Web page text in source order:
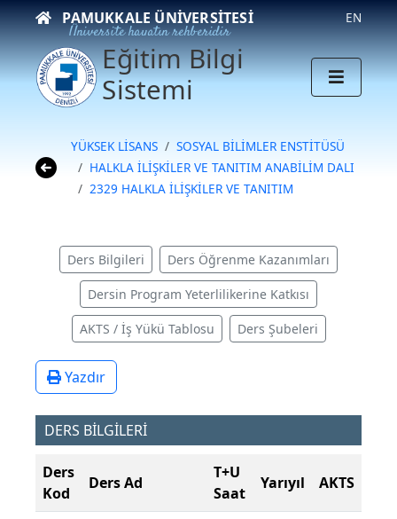
PAMUKKALE ÜNIVERSITESI
Üniversite hayatın rehberidir
EN
Eğitim Bilgi
Sistemi
YÜKSEK LİSANS
SOSYAL BİLİMLER ENSTİTÜSÜ
HALKLA İLİŞKİLER VE TANITIM ANABİLİM DALI
2329 HALKLA İLİŞKİLER VE TANITIM
Ders Bilgileri Ders Öğrenme Kazanımları
Dersin Program Yeterlilikerine Katkısı
AKTS / İş Yükü Tablosu Ders Şubeleri
Yazdır
DERS BİLGİLERİ
Ders
Kod
Ders Ad
T+U
Saat
Yarıyıl AKTS